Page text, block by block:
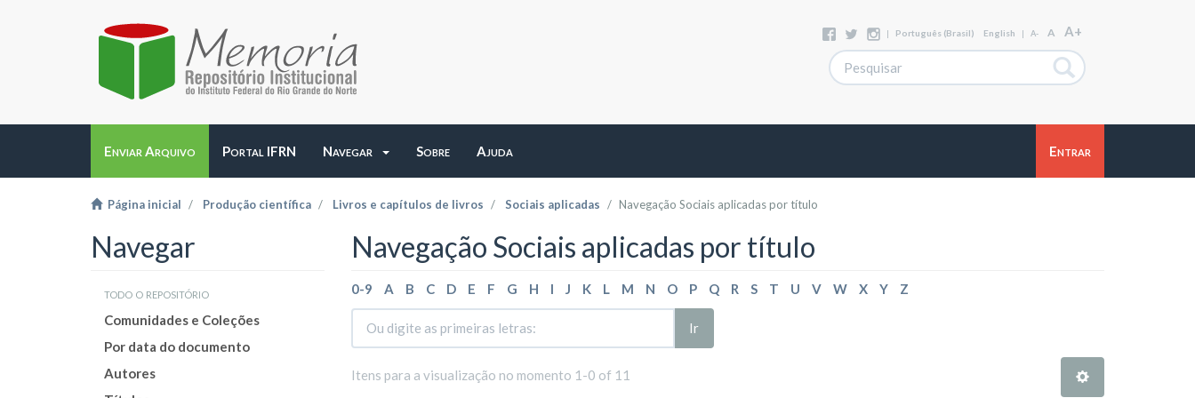
| Português (Brasil) English | A- A A+
Enviar Arquivo Portal IFRN Navegar Sobre Ajuda Entrar
Página inicial Produção científica Livros e capítulos de livros Sociais aplicadas Navegação Sociais aplicadas por título
Navegar
todo o repositório
Comunidades e Coleções
Por data do documento
Autores
Navegação Sociais aplicadas por título
0-9 A B C D E F G H I J K L M N O P Q R S T U V W X Y Z
Ir
Itens para a visualização no momento 1-0 of 11